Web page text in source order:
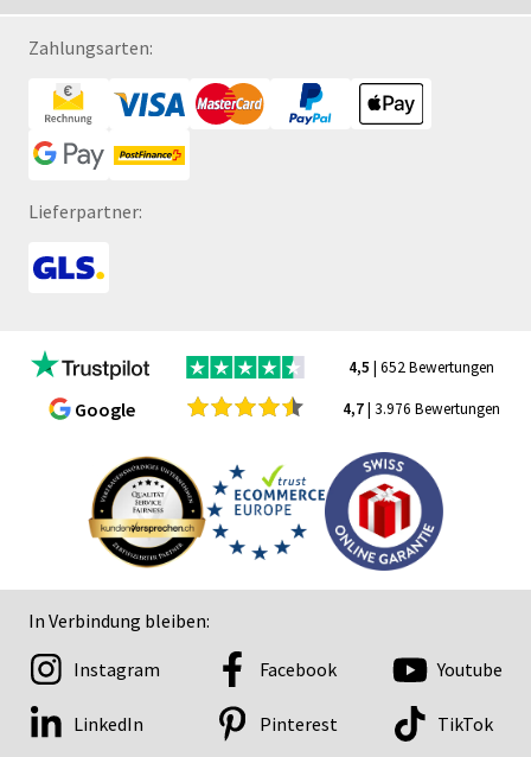
Zahlungsarten:
Lieferpartner:
4,5 | 652 Bewertungen
Google 4,7| 3.976 Bewertungen
In Verbindung bleiben:
Instagram Facebook Youtube
LinkedIn Pinterest TikTok